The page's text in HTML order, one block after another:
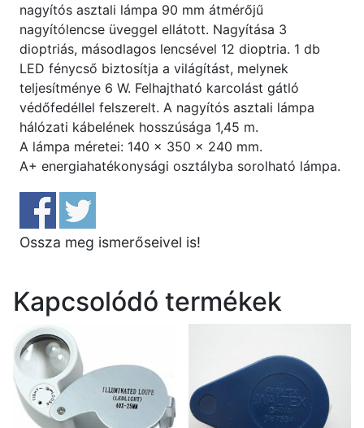
nagyítós asztali lámpa 90 mm átmérőjű
nagyítólencse üveggel ellátott. Nagyítása 3
dioptriás, másodlagos lencsével 12 dioptria. 1 db
LED fénycső biztosítja a világítást, melynek
teljesítménye 6 W. Felhajtható karcolást gátló
védőfedéllel felszerelt. A nagyítós asztali lámpa
hálózati kábelének hosszúsága 1,45 m.
A lámpa méretei: 140 x 350 x 240 mm.
A+ energiahatékonysági osztályba sorolható lámpa.
Ossza meg ismerőseivel is!
Kapcsolódó termékek